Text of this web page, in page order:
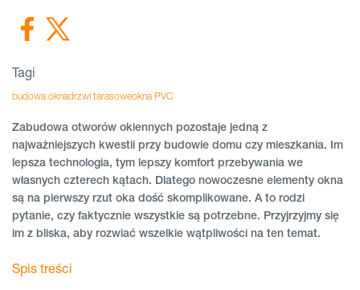
Zabudowa otworów okiennych pozostaje jedną z
najważniejszych kwestii przy budowie domu czy mieszkania. Im
lepsza technologia, tym lepszy komfort przebywania we
własnych czterech kątach. Dlatego nowoczesne elementy okna
są na pierwszy rzut oka dość skomplikowane. A to rodzi
pytanie, czy faktycznie wszystkie są potrzebne. Przyjrzyjmy się
im z bliska, aby rozwiać wszelkie wątpliwości na ten temat.
Spis treści
Tagi
budowa oknadrzwi tarasoweokna PVC